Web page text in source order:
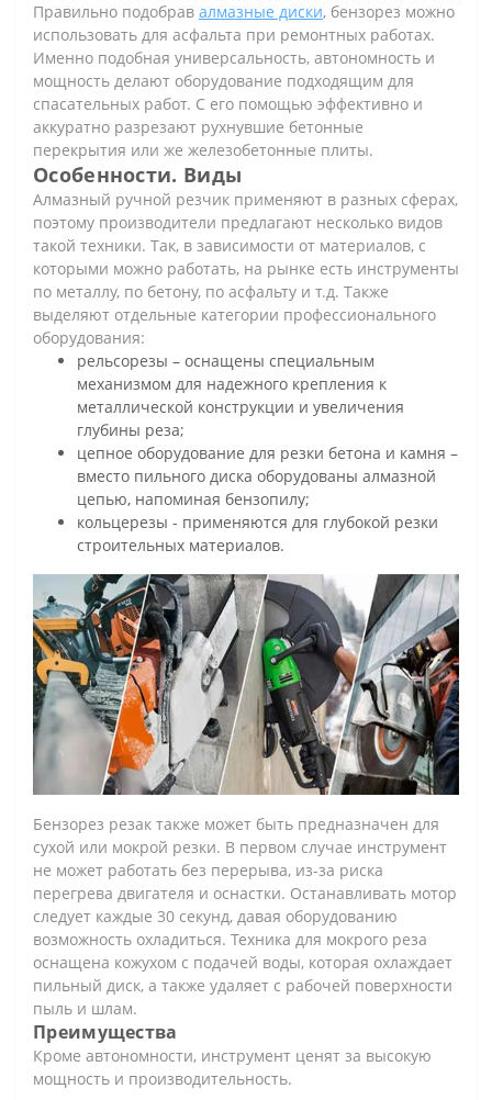
Правильно подобрав алмазные диски, бензорез можно
использовать для асфальта при ремонтных работах.
Именно подобная универсальность, автономность и
мощность делают оборудование подходящим для
спасательных работ. С его помощью эффективно и
аккуратно разрезают рухнувшие бетонные
перекрытия или же железобетонные плиты.
Особенности. Виды
Алмазный ручной резчик применяют в разных сферах,
поэтому производители предлагают несколько видов
такой техники. Так, в зависимости от материалов, с
которыми можно работать, на рынке есть инструменты
по металлу, по бетону, по асфальту и т.д. Также
выделяют отдельные категории профессионального
оборудования:
рельсорезы – оснащены специальным
механизмом для надежного крепления к
металлической конструкции и увеличения
глубины реза;
цепное оборудование для резки бетона и камня –
вместо пильного диска оборудованы алмазной
цепью, напоминая бензопилу;
кольцерезы - применяются для глубокой резки
строительных материалов.
Бензорез резак также может быть предназначен для
сухой или мокрой резки. В первом случае инструмент
не может работать без перерыва, из-за риска
перегрева двигателя и оснастки. Останавливать мотор
следует каждые 30 секунд, давая оборудованию
возможность охладиться. Техника для мокрого реза
оснащена кожухом с подачей воды, которая охлаждает
пильный диск, а также удаляет с рабочей поверхности
пыль и шлам.
Преимущества
Кроме автономности, инструмент ценят за высокую
мощность и производительность.